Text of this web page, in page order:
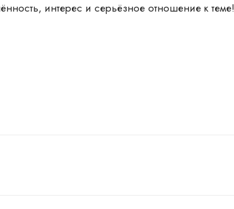
интерес и серьёзное отношение к теме!